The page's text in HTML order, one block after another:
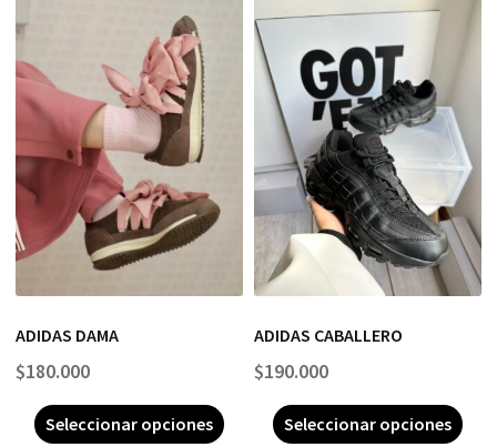
ADIDAS DAMA
$180.000
Seleccionar opciones
ADIDAS CABALLERO
$190.000
Seleccionar opciones